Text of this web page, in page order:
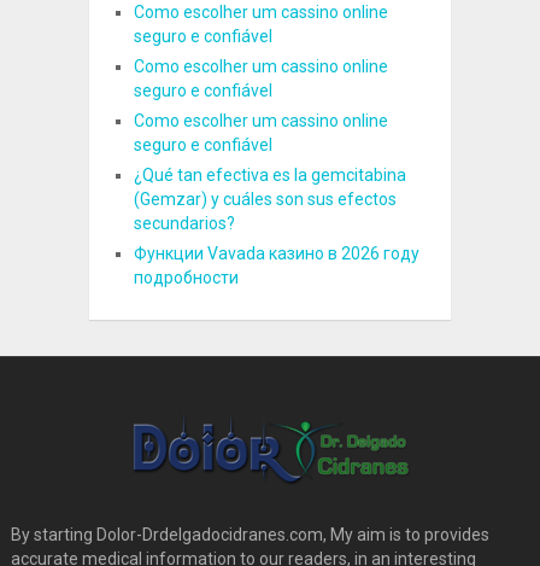
Como escolher um cassino online
seguro e confiável
Como escolher um cassino online
seguro e confiável
Como escolher um cassino online
seguro e confiável
¿Qué tan efectiva es la gemcitabina
(Gemzar) y cuáles son sus efectos
secundarios?
Функции Vavada казино в 2026 году
подробности
By starting Dolor-Drdelgadocidranes.com, My aim is to provides
accurate medical information to our readers, in an interesting